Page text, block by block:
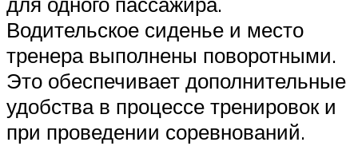
Водительское сиденье и место
тренера выполнены поворотными.
Это обеспечивает дополнительные
удобства в процессе тренировок и
при проведении соревнований.